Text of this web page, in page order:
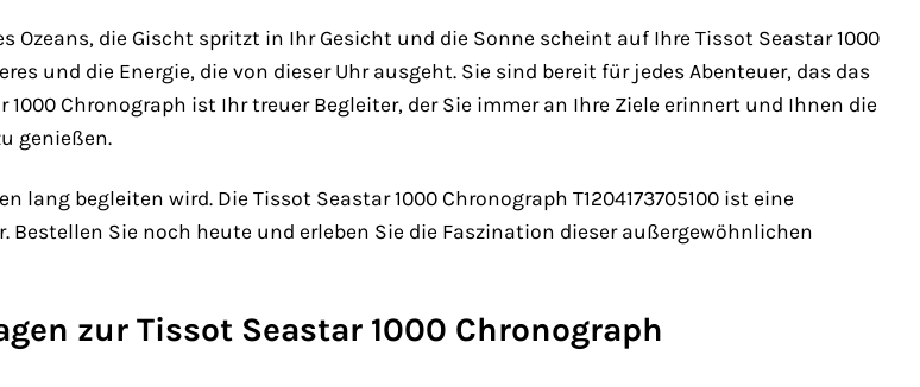
Ozeans, die Gischt spritzt in Ihr Gesicht und die Sonne scheint auf Ihre Tissot Seastar 1000
und die Energie, die von dieser Uhr ausgeht. Sie sind bereit für jedes Abenteuer, das das
1000 Chronograph ist Ihr treuer Begleiter, der Sie immer an Ihre Ziele erinnert und Ihnen die
genießen.
lang begleiten wird. Die Tissot Seastar 1000 Chronograph T1204173705100 ist eine
Sie noch heute und erleben Sie die Faszination dieser außergewöhnlichen
zur Tissot Seastar 1000 Chronograph